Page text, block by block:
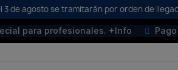
de agosto se tramitarán por orden de
para profesionales. +Info